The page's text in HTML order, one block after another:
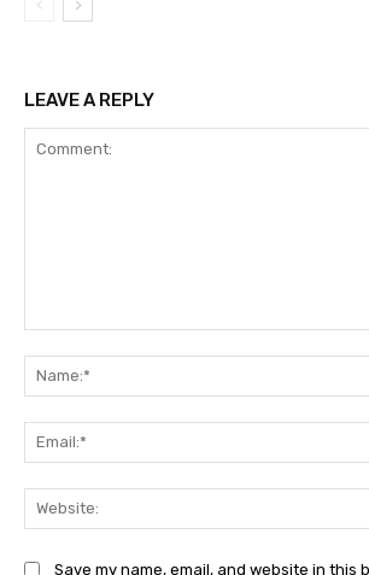
LEAVE A REPLY
Save my name, email, and website in this